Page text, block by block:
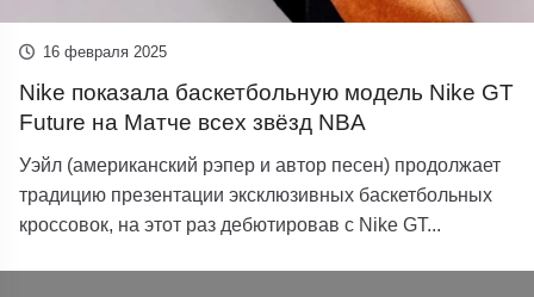
16 февраля 2025
Nike показала баскетбольную модель Nike GT
Future на Матче всех звёзд NBA
Уэйл (американский рэпер и автор песен) продолжает
традицию презентации эксклюзивных баскетбольных
кроссовок, на этот раз дебютировав с Nike GT...